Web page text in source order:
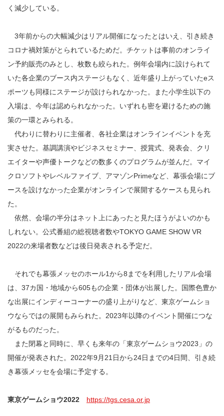
く減少している。
3年前からの大幅減少はリアル開催になったとはいえ、引き続き
コロナ禍対策がとられているためだ。チケットは事前のオンライ
ン予約販売のみとし、枚数も絞られた。例年会場内に設けられて
いた各企業のブース内ステージもなく、近年盛り上がっていたeス
ポーツも同様にステージが設けられなかった。また小学生以下の
入場は、今年は認められなかった。いずれも密を避けるための施
策の一環とみられる。
代わりに替わりに主催者、各社企業はオンラインイベントを充
実させた。基調講演やビジネスセミナー、授賞式、発表会、クリ
エイターや声優トークなどの数多くのプログラムが並んだ。マイ
クロソフトやレベルファイブ、アマゾンPrimeなど、幕張会場にブ
ースを設けなかった企業がオンラインで展開するケースも見られ
た。
依然、会場の半分はネット上にあったと見たほうがよいのかも
しれない。公式番組の総視聴者数やTOKYO GAME SHOW VR
2022の来場者数などは後日発表される予定だ。
それでも幕張メッセのホール1から8までを利用したリアル会場
は、37カ国・地域から605もの企業・団体が出展した。国際色豊か
な出展にインディーコーナーの盛り上がりなど、東京ゲームショ
ウならではの展開もみられた。2023年以降のイベント開催につな
がるものだった。
また閉幕と同時に、早くも来年の「東京ゲームショウ2023」の
開催が発表された。2022年9月21日から24日までの4日間、引き続
き幕張メッセを会場に予定する。
東京ゲームショウ2022 https://tgs.cesa.or.jp